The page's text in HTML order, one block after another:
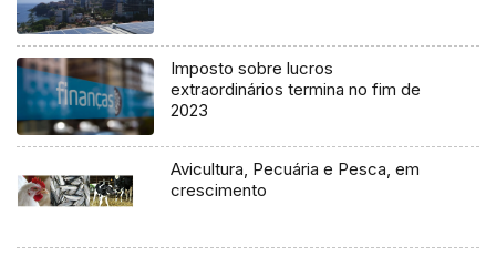
Imposto sobre lucros
extraordinários termina no fim de
2023
Avicultura, Pecuária e Pesca, em
crescimento